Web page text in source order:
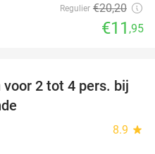
Regulier €20,20
€11 ,95
17%
2 tot 4 pers. bij
8.9 star